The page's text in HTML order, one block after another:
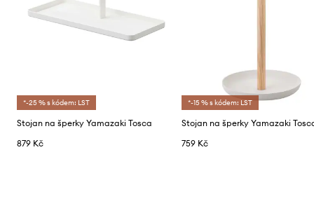
*-25 % s kódem: LST
Stojan na šperky Yamazaki Tosca
879 Kč
*-15 % s kódem: LST
Stojan na šperky Yamazaki
759 Kč